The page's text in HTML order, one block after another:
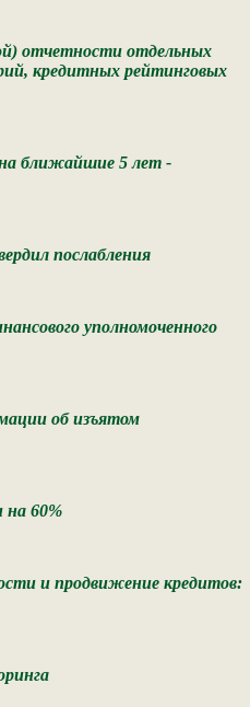
отчетности отдельных
кредитных рейтинговых
ближайшие 5 лет -
послабления
уполномоченного
об изъятом
на 60%
и продвижение кредитов: